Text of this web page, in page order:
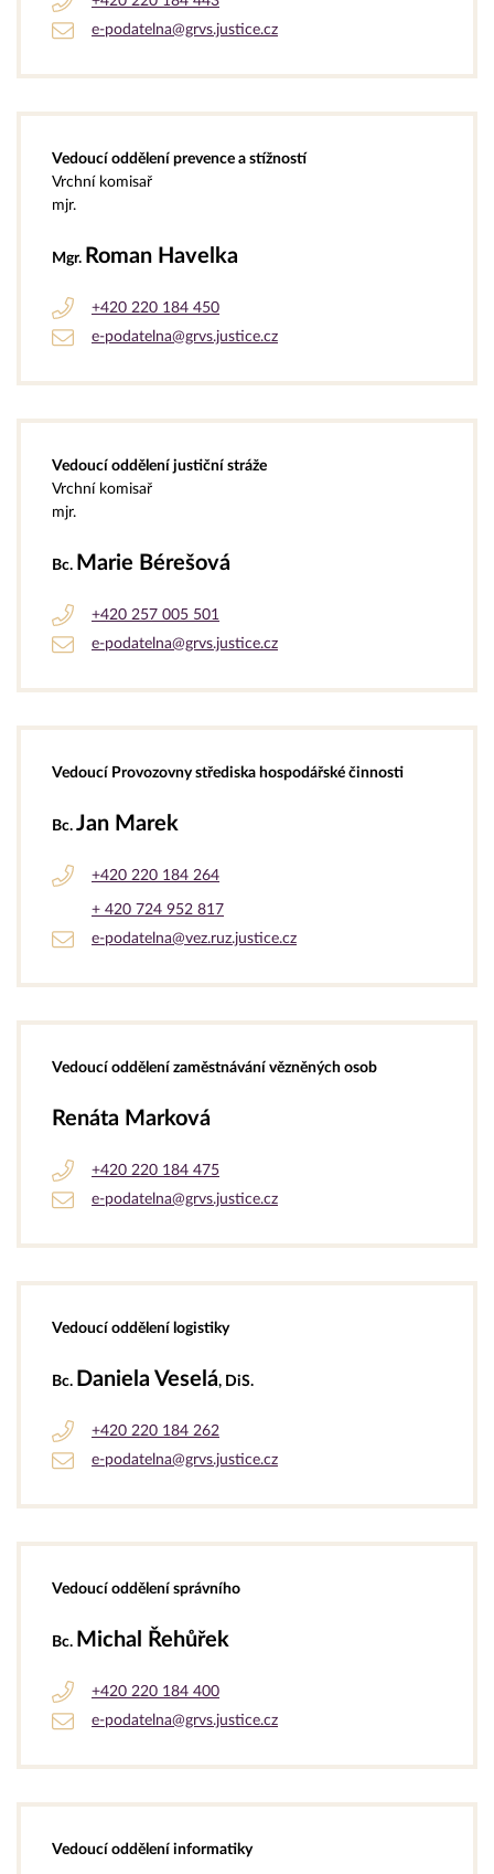
e-podatelna@grvs.justice.cz
Vedoucí oddělení prevence a stížností
Vrchní komisař
mjr.
Mgr. Roman Havelka
+420 220 184 450
e-podatelna@grvs.justice.cz
Vedoucí oddělení justiční stráže
Vrchní komisař
mjr.
Bc. Marie Bérešová
+420 257 005 501
e-podatelna@grvs.justice.cz
Vedoucí Provozovny střediska hospodářské činnosti
Bc. Jan Marek
+420 220 184 264
+ 420 724 952 817
e-podatelna@vez.ruz.justice.cz
Vedoucí oddělení zaměstnávání vězněných osob
Renáta Marková
+420 220 184 475
e-podatelna@grvs.justice.cz
Vedoucí oddělení logistiky
Bc. Daniela Veselá, DiS.
+420 220 184 262
e-podatelna@grvs.justice.cz
Vedoucí oddělení správního
Bc. Michal Řehůřek
+420 220 184 400
e-podatelna@grvs.justice.cz
Vedoucí oddělení informatiky